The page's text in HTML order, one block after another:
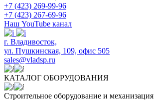
+7 (423) 269-99-96
+7 (423) 267-69-96
Наш YouTube канал
​г. Владивосток,
ул. Пушкинская, 109, офис 505
sales@vladsp.ru
КАТАЛОГ ОБОРУДОВАНИЯ
Строительное оборудование и механизация